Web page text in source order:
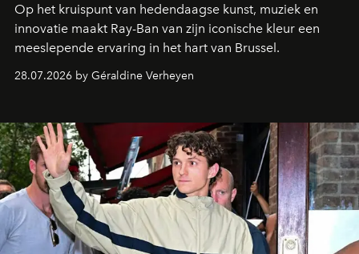
Op het kruispunt van hedendaagse kunst, muziek en
innovatie maakt Ray-Ban van zijn iconische kleur een
meeslepende ervaring in het hart van Brussel.
28.07.2026 by Géraldine Verheyen